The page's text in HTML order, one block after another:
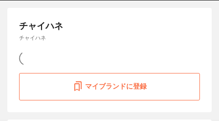
チャイハネ
チャイハネ
マイブランドに登録